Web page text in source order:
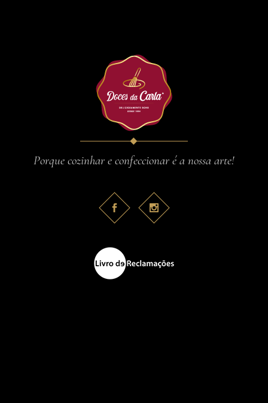
Porque cozinhar e confeccionar é a nossa arte!